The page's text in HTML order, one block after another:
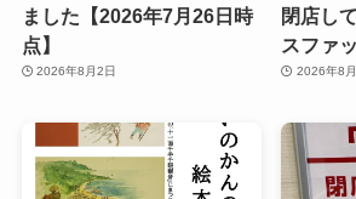
ました【2026年7月26日時
点】
2026年8月2日
閉店し
スファ
2026年8